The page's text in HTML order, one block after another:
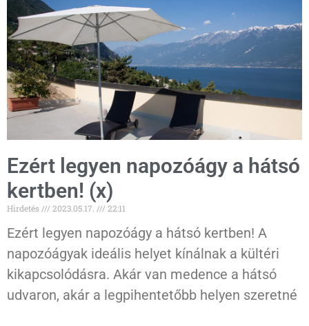
Ezért legyen napozóágy a hátsó
kertben! (x)
Hirdetés 2023.05.17. 22:11
Ezért legyen napozóágy a hátsó kertben! A
napozóágyak ideális helyet kínálnak a kültéri
kikapcsolódásra. Akár van medence a hátsó
udvaron, akár a legpihentetőbb helyen szeretné